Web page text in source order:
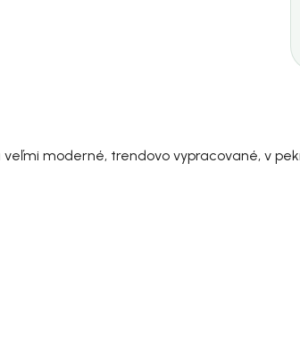
moderné, trendovo vypracované, v